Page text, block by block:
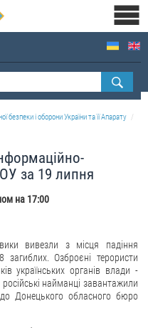
безпеки і оборони України
безпеки і оборони України та її Апарату
за 19 липня
на 17:00
вивезли з місця падіння
загиблих. Озброєні терористи
українських органів влади -
найманці завантажили
Донецького обласного бюро